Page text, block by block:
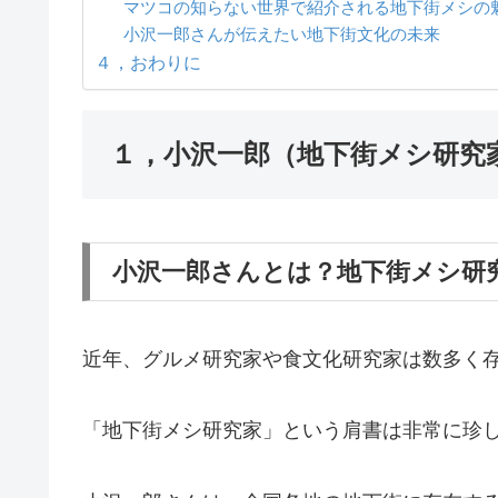
マツコの知らない世界で紹介される地下街メシの
小沢一郎さんが伝えたい地下街文化の未来
４，おわりに
１，小沢一郎（地下街メシ研究
小沢一郎さんとは？地下街メシ
近年、グルメ研究家や食文化研究家は数多く
「地下街メシ研究家」という肩書は非常に珍